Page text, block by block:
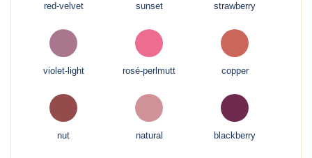
red-velvet sunset strawberry
violet-light rosé-perlmutt copper
nut natural blackberry